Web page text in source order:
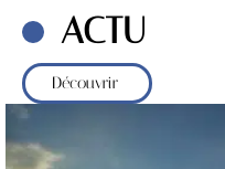
ACTU
Découvrir